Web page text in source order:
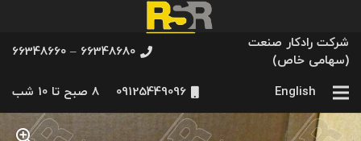
شرکت رادکار صنعت
(سهامی خاص)
66348680 – 66348660
English
09125449096 8 صبح تا 10 شب